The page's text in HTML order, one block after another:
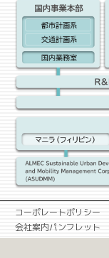
コーポレートポリシー
会社案内パンフレット